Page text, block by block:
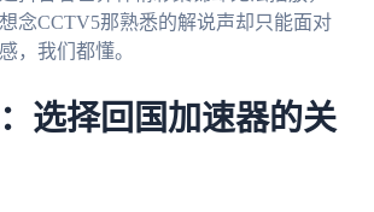
念CCTV5那熟悉的解说声却只能面对
，我们都懂。
选择回国加速器的关